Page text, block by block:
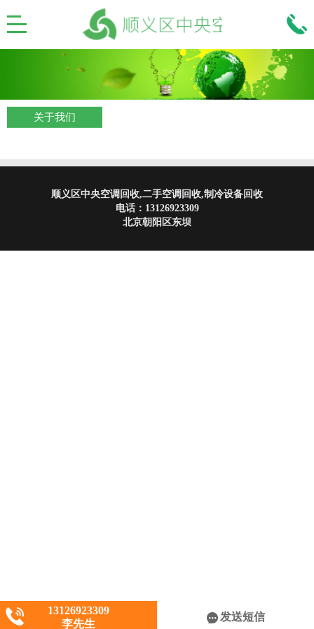
关于我们
顺义区中央空调回收,二手空调回收,制冷设备回收
电话： 13126923309
北京朝阳区东坝
13126923309
李先生
发送短信